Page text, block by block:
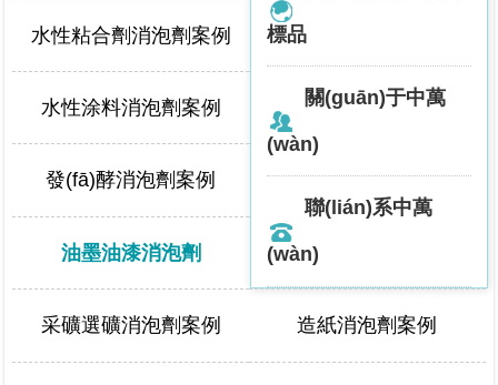
標品
關(guān)于中萬
(wàn)
聯(lián)系中萬
(wàn)
水性粘合劑消泡劑案例 工業(yè)清洗消泡劑案例
水性涂料消泡劑案例 脫硫消泡劑案例
發(fā)酵消泡劑案例 日化消泡劑案例
油墨油漆消泡劑 油田消泡劑案例
采礦選礦消泡劑案例 造紙消泡劑案例